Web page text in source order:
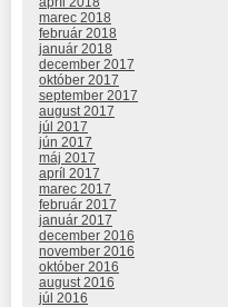
marec 2018
február 2018
január 2018
december 2017
október 2017
september 2017
august 2017
júl 2017
jún 2017
máj 2017
apríl 2017
marec 2017
február 2017
január 2017
december 2016
november 2016
október 2016
august 2016
júl 2016